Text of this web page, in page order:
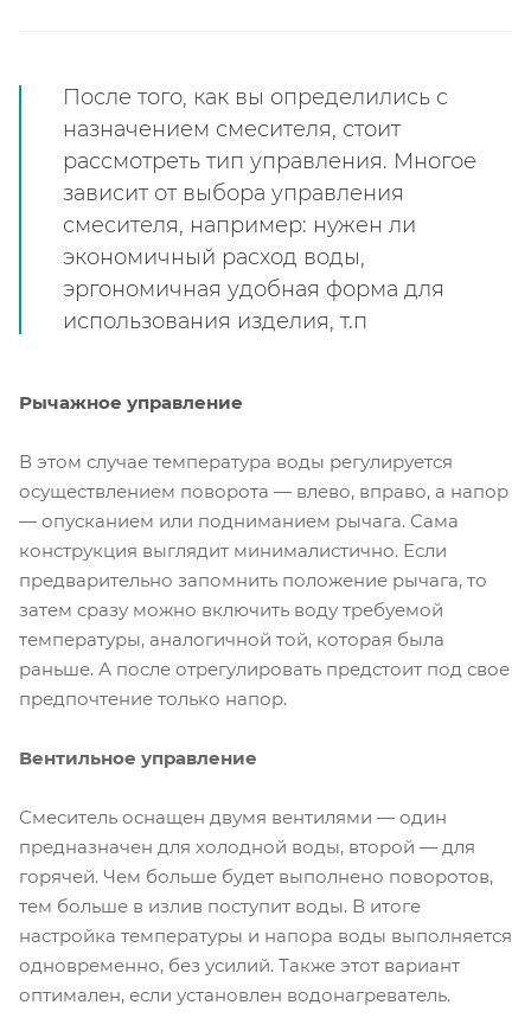
После того, как вы определились с
назначением смесителя, стоит
рассмотреть тип управления. Многое
зависит от выбора управления
смесителя, например: нужен ли
экономичный расход воды,
эргономичная удобная форма для
использования изделия, т.п
Рычажное управление
В этом случае температура воды регулируется
осуществлением поворота — влево, вправо, а напор
— опусканием или подниманием рычага. Сама
конструкция выглядит минималистично. Если
предварительно запомнить положение рычага, то
затем сразу можно включить воду требуемой
температуры, аналогичной той, которая была
раньше. А после отрегулировать предстоит под свое
предпочтение только напор.
Вентильное управление
Смеситель оснащен двумя вентилями — один
предназначен для холодной воды, второй — для
горячей. Чем больше будет выполнено поворотов,
тем больше в излив поступит воды. В итоге
настройка температуры и напора воды выполняется
одновременно, без усилий. Также этот вариант
оптимален, если установлен водонагреватель.